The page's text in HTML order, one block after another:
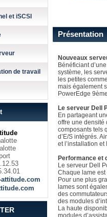
et iSCSI
de travail
Présentation
Nouveaux
Bénéficiant
système, les
les petites
mais également
PowerEdge
Le serveur Dell
En partageant
offre une densité
composants tels
d’E/S intégrés.
et l’installation
Performance et
Le serveur Dell
Chaque lame
Pour une plus
lames sont
des
des modules
La haute
modules